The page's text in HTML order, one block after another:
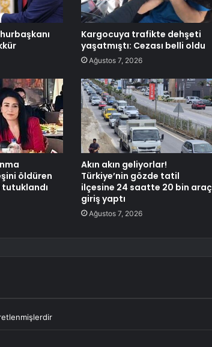
Kargocuya trafikte dehşeti
yaşatmıştı: Cezası belli oldu
Ağustos 7, 2026
öldüren
Akın akın geliyorlar!
Türkiye’nin gözde tatil
ilçesine 24 saatte 20 bin araç
giriş yaptı
Ağustos 7, 2026